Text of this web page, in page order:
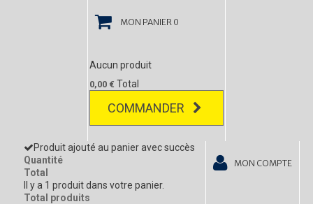
MON PANIER 0
Aucun produit
0,00 € Total
COMMANDER
Produit ajouté au panier avec succès
Quantité
Total
Il y a 1 produit dans votre panier.
Total produits
MON COMPTE